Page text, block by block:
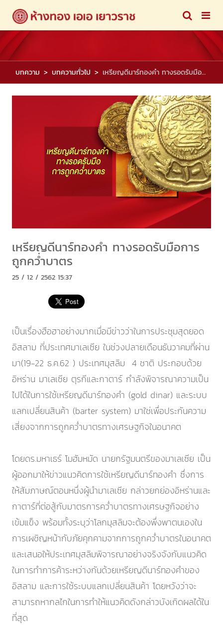
บทความ บทความทั่วไป เหรียญดีนาร์ทองคำ ทางรอดรับมือการถูกคว่ำบาตร
เหรียญดีนาร์ทองคำ ทางรอดรับมือการ
ถูกคว่ำบาตร
25 / 12 / 2562 15:37
เป็นเรื่องฮือฮาอย่างมากเมื่อมีข่าวว่าในการประชุมสุดยอด
อิสลาม ที่ประเทศมาเลเซีย ในช่วงปลายเดือนธันวาคมที่ผ่าน
มา(19-22 ธ.ค.62 ) ประเทศมุสลิม 4 ชาติ ประกอบด้วย
อิหร่าน มาเลเซีย ตุรกีและกาตาร์ กำลังพิจารณาความเป็น
ไปได้ในการใช้เหรียญดีนาร์ทองคำ (gold dinar) และระบบ
แลกเปลี่ยนสินค้า (barter system) มาใช่เพื่อประกันความ
เสี่ยงจากการถูกคว่ำบาตรทางเศรษฐกิจในอนาคต
โดยดร.มหาเธร์ โมฮัมหมัด นายกรัฐมนตรีของมาเลเซีย เป็น
ผู้ออกมาให้ข่าวแนวคิดการใช้เหรียญดีนาร์ทองคำ ซึ่งการ
ให้สัมภาษณ์ตอนหนึ่งผู้นำมาเลเซีย กล่าวยกย่องอิหร่านและ
กาตาร์ที่ต่อสู้กับมาตรการคว่ำบาตรทางเศรษฐกิจอย่าง
เข้มแข็ง พร้อมทั้งระบุว่าโลกมุสลิมจะต้องพึ่งพาตนเองใน
การเผชิญหน้ากับภัยคุกคามจากการถูกคว่ำบาตรในอนาคต
และเสนอให้ประเทศมุสลิมพิจารณาอย่างจริงจังกับแนวคิด
ในการทำการค้าระหว่างกันด้วยเหรียญดีนาร์ทองคำของ
อิสลาม และการใช้ระบบแลกเปลี่ยนสินค้า โดยหวังว่าจะ
สามารถหากลไกในการทำให้แนวคิดดังกล่าวบังเกิดผลได้ใน
ที่สุด